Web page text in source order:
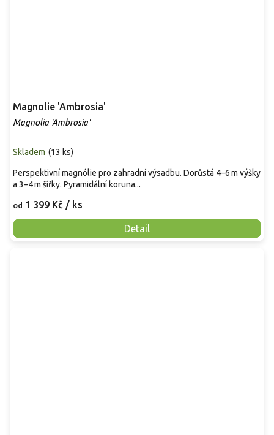
Magnolie 'Ambrosia'
Magnolia 'Ambrosia'
Skladem (13 ks)
od 1 399 Kč / ks
Detail
Perspektivní magnólie pro zahradní výsadbu. Dorůstá 4–6 m výšky
a 3–4 m šířky. Pyramidální koruna...